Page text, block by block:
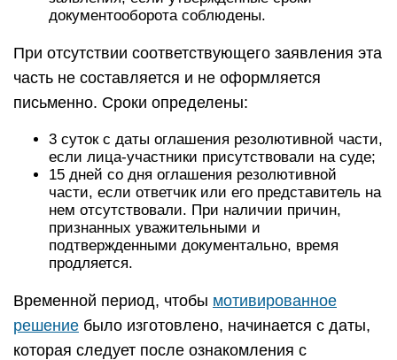
документооборота соблюдены.
При отсутствии соответствующего заявления эта
часть не составляется и не оформляется
письменно. Сроки определены:
3 суток с даты оглашения резолютивной части,
если лица-участники присутствовали на суде;
15 дней со дня оглашения резолютивной
части, если ответчик или его представитель на
нем отсутствовали. При наличии причин,
признанных уважительными и
подтвержденными документально, время
продляется.
Временной период, чтобы мотивированное
решение было изготовлено, начинается с даты,
которая следует после ознакомления с